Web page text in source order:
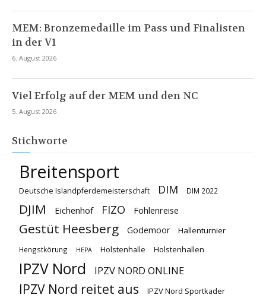
MEM: Bronzemedaille im Pass und Finalisten
in der V1
6. August 2026
Viel Erfolg auf der MEM und den NC
5. August 2026
Stichworte
Breitensport
Deutsche Islandpferdemeisterschaft DIM DIM 2022
DJIM Eichenhof FIZO Fohlenreise
Gestüt Heesberg Godemoor Hallenturnier
Hengstkörung HEPA Holstenhalle Holstenhallen
IPZV Nord IPZV NORD ONLINE
IPZV Nord reitet aus IPZV Nord Sportkader